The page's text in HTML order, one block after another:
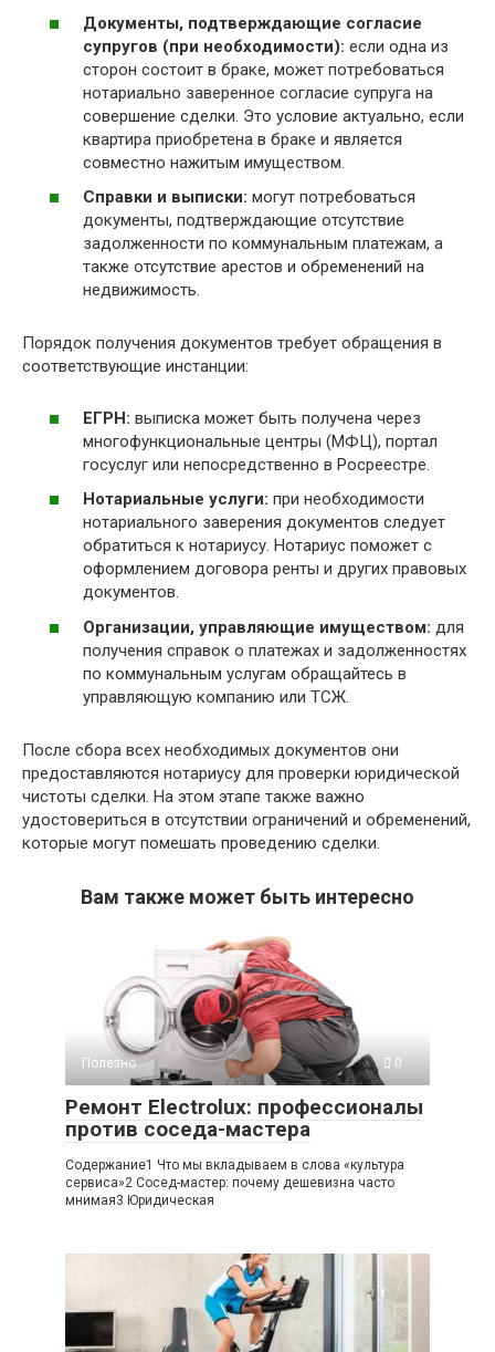
Документы, подтверждающие согласие
супругов (при необходимости): если одна из
сторон состоит в браке, может потребоваться
нотариально заверенное согласие супруга на
совершение сделки. Это условие актуально, если
квартира приобретена в браке и является
совместно нажитым имуществом.
Справки и выписки: могут потребоваться
документы, подтверждающие отсутствие
задолженности по коммунальным платежам, а
также отсутствие арестов и обременений на
недвижимость.
Порядок получения документов требует обращения в
соответствующие инстанции:
ЕГРН: выписка может быть получена через
многофункциональные центры (МФЦ), портал
госуслуг или непосредственно в Росреестре.
Нотариальные услуги: при необходимости
нотариального заверения документов следует
обратиться к нотариусу. Нотариус поможет с
оформлением договора ренты и других правовых
документов.
Организации, управляющие имуществом: для
получения справок о платежах и задолженностях
по коммунальным услугам обращайтесь в
управляющую компанию или ТСЖ.
После сбора всех необходимых документов они
предоставляются нотариусу для проверки юридической
чистоты сделки. На этом этапе также важно
удостовериться в отсутствии ограничений и обременений,
которые могут помешать проведению сделки.
Вам также может быть интересно
Полезно 0
Ремонт Electrolux: профессионалы
против соседа-мастера
Содержание1 Что мы вкладываем в слова «культура
сервиса»2 Сосед-мастер: почему дешевизна часто
мнимая3 Юридическая